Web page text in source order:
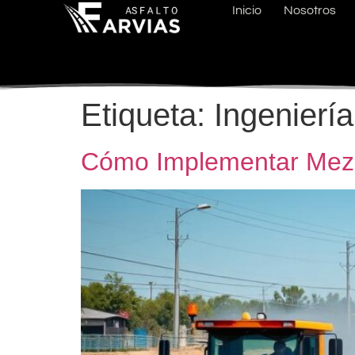
Inicio Nosotros
Etiqueta:
Cómo Implementar